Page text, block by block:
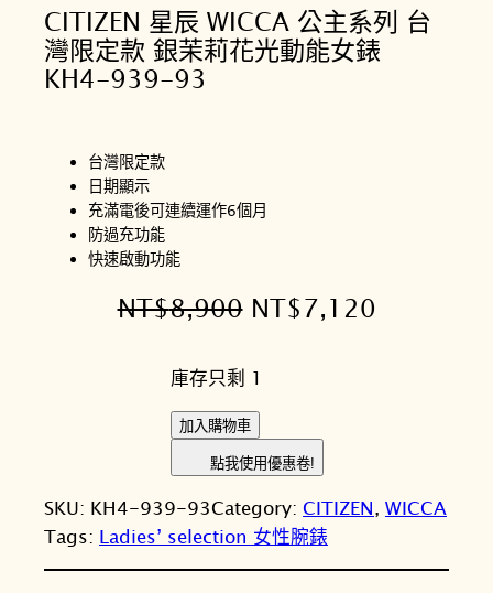
CITIZEN 星辰 WICCA 公主系列 台
灣限定款 銀茉莉花光動能女錶
KH4-939-93
台灣限定款
日期顯示
充滿電後可連續運作6個月
防過充功能
快速啟動功能
NT$8,900 原
價
格
：
N
T
$
NT$7,120
N
$
庫存只剩 1
C
T
I
Z
E
加入購物車
點我使用優惠卷!
SKU: KH4-939-93Category: CITIZEN, WICCA
Tags: Ladies’ selection 女性腕錶